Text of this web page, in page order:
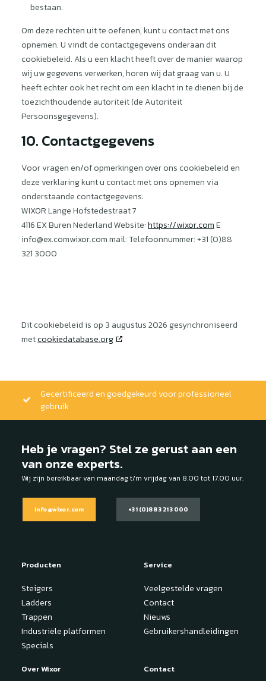
bestaan.
Om deze rechten uit te oefenen, kunt u contact met ons
opnemen. U vindt de contactgegevens onderaan dit
cookiebeleid. Als u een klacht heeft over de manier waarop
wij uw gegevens verwerken, horen wij dat graag van u. U
heeft echter ook het recht om een ​​klacht in te dienen bij de
toezichthoudende autoriteit (de Autoriteit
Persoonsgegevens).
10. Contactgegevens
Voor vragen en/of opmerkingen over ons cookiebeleid en
deze verklaring kunt u contact met ons opnemen via
onderstaande contactgegevens:
WIXORLange Hofstedestraat 7
4116 EX BurenNederlandWebsite:https://wixor.comE
info@ex.comwixor.commail:Telefoonnummer: +31 (0)88
321 3000
Dit cookiebeleid is op 3 augustus 2026 gesynchroniseerd
metcookiedatabase.org
Gecertificeerd en goedgekeurd voor professioneel
gebruik
Heb je vragen? Stel ze gerust aan een
van onze experts.
Wij zijn bereikbaar van maandag t/m vrijdag van 8.00 tot 17.00 uur.
info@wixor.com +31 (0)88 321 3000
Producten
Steigers
Ladders
Trappen
Industriële platformen
Specials
Service
Veelgestelde vragen
Contact
Nieuws
Gebruikershandleidingen
Over Wixor Contact